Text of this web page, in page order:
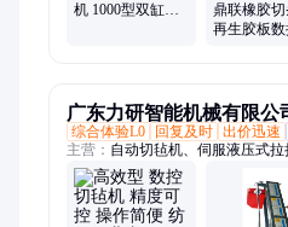
机 1000型双缸铡
鼎联橡胶
再生胶板数
广东力研智能机械有限公
综合体验L0
回复及时 出价迅速
主营： 自动切毡机、伺服液压式
模具